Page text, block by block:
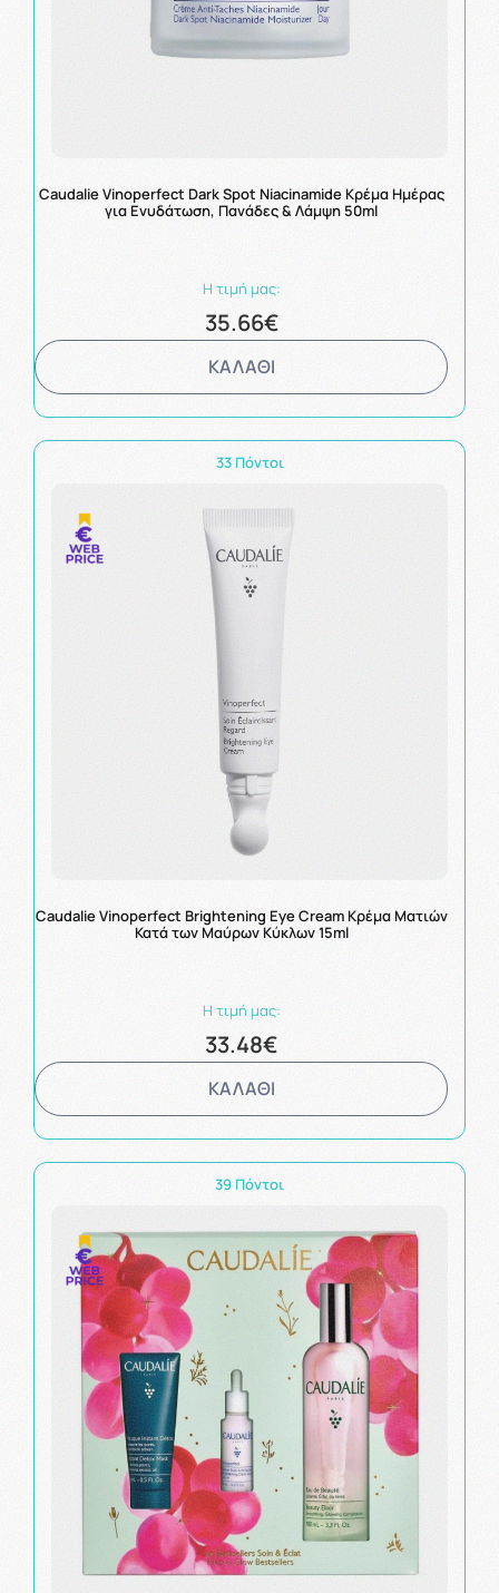
Caudalie Vinoperfect Dark Spot Niacinamide Κρέμα Ημέρας
για Ενυδάτωση, Πανάδες & Λάμψη 50ml
Η τιμή μας:
35.66€
ΚΑΛΑΘΙ
33 Πόντοι
Caudalie Vinoperfect Brightening Eye Cream Κρέμα Ματιών
Κατά των Μαύρων Κύκλων 15ml
Η τιμή μας:
33.48€
ΚΑΛΑΘΙ
39 Πόντοι